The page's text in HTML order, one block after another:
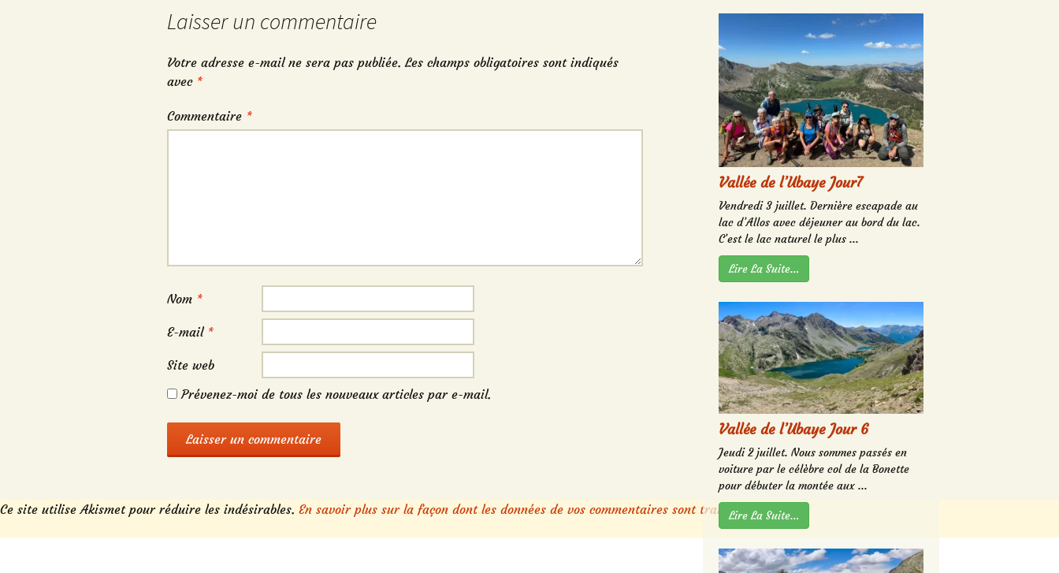
Laisser un commentaire
Votre adresse e-mail ne sera pas publiée. Les champs obligatoires sont indiqués
avec *
Commentaire *
Nom *
E-mail *
Site web
Prévenez-moi de tous les nouveaux articles par e-mail.
Ce site utilise Akismet pour réduire les indésirables. En savoir plus sur la façon dont les données de vos commentaires sont traitées
Vallée de l’Ubaye Jour7
Vendredi 3 juillet. Dernière escapade au
lac d’Allos avec déjeuner au bord du lac.
C’est le lac naturel le plus ...
Lire La Suite…
Vallée de l’Ubaye Jour 6
Jeudi 2 juillet. Nous sommes passés en
voiture par le célèbre col de la Bonette
pour débuter la montée aux ...
Lire La Suite…